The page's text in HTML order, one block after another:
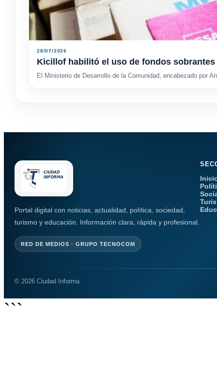
28/07/2026
Kicillof habilitó el uso de fondos
El Ministerio de Desarrollo de la Comunidad, encabezado por
Portal digital con noticias, actualidad, política, sociedad,
turismo y educación. Información clara, rápida y profesional.
RED DE MEDIOS · GRUPO TECNOCOM
© 2026 Ciudad Informa
```